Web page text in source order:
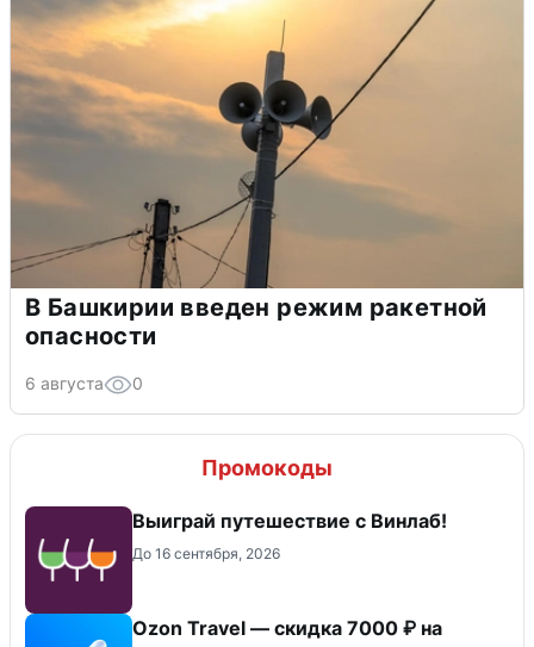
В Башкирии введен режим ракетной
опасности
6 августа 0
Промокоды
Выиграй путешествие с Винлаб!
До 16 сентября, 2026
Ozon Travel — скидка 7000 ₽ на